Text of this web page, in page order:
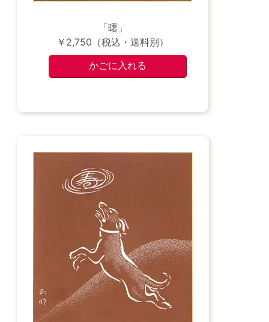
「曙」
￥2,750（税込・送料別）